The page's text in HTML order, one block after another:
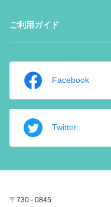
ご利用ガイド
Facebook
Twitter
〒730 - 0845